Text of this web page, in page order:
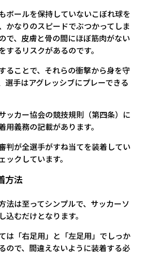
ボールを保持していないこぼれ球を
かなりのスピードでぶつかってしま
で、皮膚と骨の間にほぼ筋肉がない
するリスクがあるのです。
ることで、それらの衝撃から身を守
選手はアグレッシブにプレーできる
ッカー協会の競技規則（第四条）に
用義務の記載があります。
判が全選手がすね当てを装着してい
ックしています。
方法
法は至ってシンプルで、サッカーソ
込むだけとなります。
は「右足用」と「左足用」でしっか
ので、間違えないように装着する必